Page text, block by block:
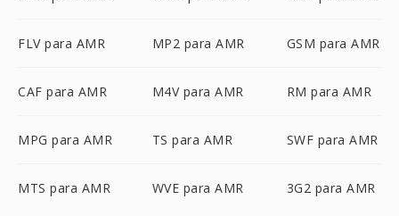
FLV para AMR MP2 para AMR GSM para AMR
CAF para AMR M4V para AMR RM para AMR
MPG para AMR TS para AMR SWF para AMR
MTS para AMR WVE para AMR 3G2 para AMR